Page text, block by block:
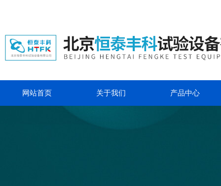
网站首页 关于我们 产品中心